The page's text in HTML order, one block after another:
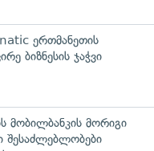
ერთმანეთის
ბიზნესის ჯაჭვი
მობილბანკის მორიგი
შესაძლებლობები